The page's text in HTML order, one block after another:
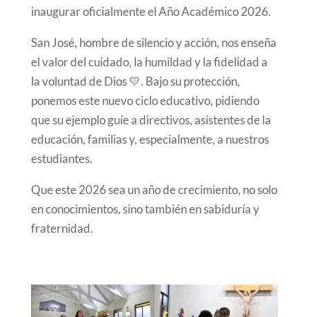
inaugurar oficialmente el Año Académico 2026.
San José, hombre de silencio y acción, nos enseña
el valor del cuidado, la humildad y la fidelidad a
la voluntad de Dios 💛. Bajo su protección,
ponemos este nuevo ciclo educativo, pidiendo
que su ejemplo guíe a directivos, asistentes de la
educación, familias y, especialmente, a nuestros
estudiantes.
Que este 2026 sea un año de crecimiento, no solo
en conocimientos, sino también en sabiduría y
fraternidad.